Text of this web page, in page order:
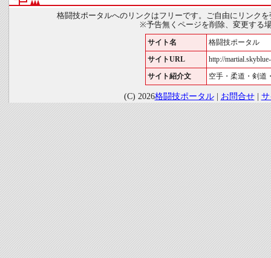
格闘技ポータルへのリンクはフリーです。ご自由にリンク
※予告無くページを削除、変更する
サイト名 格闘技ポータル
サイトURL http://
サイト紹介文 空手・柔道・剣道
(C) 2026格闘技ポータル| お問合せ|